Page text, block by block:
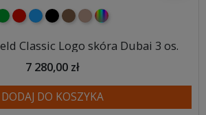
czerwony
niebieski
czarnybrązowy
jasnobrązowy
wybór koloru
Classic Logo skóra Dubai 3 os.
7 280,00 zł
DODAJ DO KOSZYKA